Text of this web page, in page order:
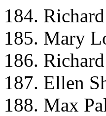
184.
185. Mary
186.
187. Ellen
188. Max